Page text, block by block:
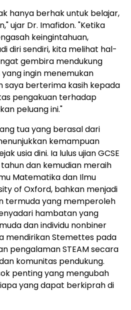
hanya berhak untuk belajar,
ujar Dr. Imafidon. "Ketika
keingintahuan,
diri sendiri, kita melihat hal-
gembira mendukung
ingin menemukan
saya berterima kasih kepada
pengakuan terhadap
peluang ini."
tua yang berasal dari
kemampuan
usia dini. Ia lulus ujian GCSE
dan kemudian meraih
Matematika dan Ilmu
of Oxford, bahkan menjadi
termuda yang memperoleh
hambatan yang
dan individu nonbiner
mendirikan Stemettes pada
pengalaman STEAM secara
komunitas pendukung.
penting yang mengubah
yang dapat berkiprah di